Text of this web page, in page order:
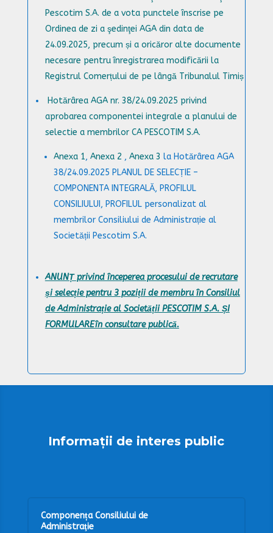
Pescotim S.A. de a vota punctele înscrise pe
Ordinea de zi a şedinţei AGA din data de
24.09.2025, precum și a oricăror alte documente
necesare pentru înregistrarea modificării la
Registrul Comerțului de pe lângă Tribunalul Timiș
Hotărârea AGA nr. 38/24.09.2025 privind
aprobarea componentei integrale a planului de
selectie a membrilor CA PESCOTIM S.A.
Anexa 1, Anexa 2 , Anexa 3 la Hotărârea AGA
38/24.09.2025 PLANUL DE SELECȚIE –
COMPONENTA INTEGRALĂ, PROFILUL
CONSILIULUI, PROFILUL personalizat al
membrilor Consiliului de Administrație al
Societății Pescotim S.A.
ANUNȚ privind începerea procesului de recrutare
și selecție pentru 3 poziții de membru în Consiliul
de Administrație al Societății PESCOTIM S.A. ȘI
FORMULAREîn consultare publică.
Informații de interes public
Componența Consiliului de
Administraţie